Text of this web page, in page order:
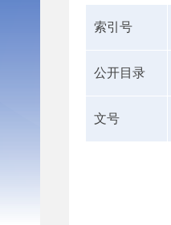
索引号
公开目录
文号